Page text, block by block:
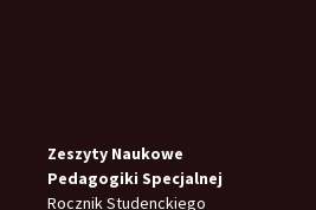
Zeszyty Naukowe
Pedagogiki Specjalnej
Rocznik Studenckiego